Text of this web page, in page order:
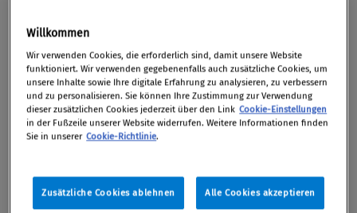
10. November 2020 / online
dutzenden, oft auch von hunderten Herstellern ein.
Jeder Hersteller gibt dabei eigene vertragliche
Willkommen
Wir verwenden Cookies, die erforderlich sind, damit unsere Website
funktioniert. Wir verwenden gegebenenfalls auch zusätzliche Cookies, um
unsere Inhalte sowie Ihre digitale Erfahrung zu analysieren, zu verbessern
und zu personalisieren. Sie können Ihre Zustimmung zur Verwendung
dieser zusätzlichen Cookies jederzeit über den Link Cookie-Einstellungen
in der Fußzeile unserer Website widerrufen. Weitere Informationen finden
Sie in unserer Cookie-Richtlinie.
Zusätzliche Cookies ablehnen Alle Cookies akzeptieren